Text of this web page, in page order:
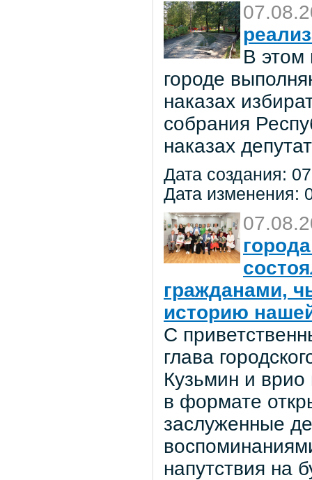
В этом
городе
наказах
собрания
наказах
Дата создания:
Дата изменения:
гражданами,
историю
С
глава
Кузьмин и
в формате
заслуженные
напутствия на